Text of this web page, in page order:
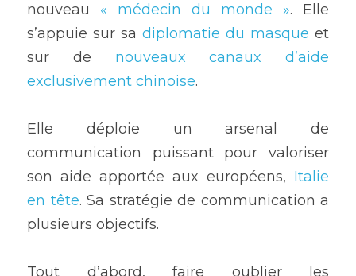
nouveau « médecin du monde ». Elle
s’appuie sur sa diplomatie du masque et
sur de nouveaux canaux d’aide
exclusivement chinoise.
Elle déploie un arsenal de
communication puissant pour valoriser
son aide apportée aux européens, Italie
en tête. Sa stratégie de communication a
plusieurs objectifs.
Tout d’abord, faire oublier les